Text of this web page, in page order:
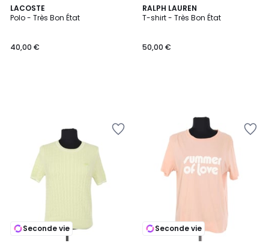
LACOSTE
Polo - Très Bon État
40,00 €
RALPH LAUREN
T-shirt - Très Bon État
50,00 €
Seconde vie Seconde vie